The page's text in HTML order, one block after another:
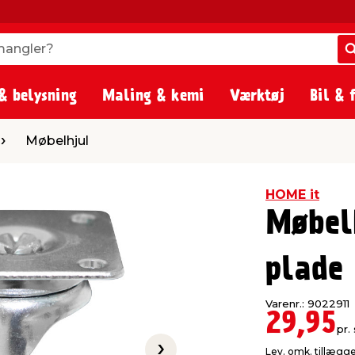
belysning Maling & kemi Værktøj Bil &
Møbelhjul
HOME it
plade
Varenr.: 9022911
29,95pr.
Lev. omk.